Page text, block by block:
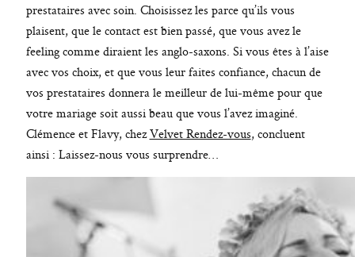
prestataires avec soin. Choisissez les parce qu’ils vous
plaisent, que le contact est bien passé, que vous avez le
feeling comme diraient les anglo-saxons. Si vous êtes à l’aise
avec vos choix, et que vous leur faites confiance, chacun de
vos prestataires donnera le meilleur de lui-même pour que
votre mariage soit aussi beau que vous l’avez imaginé.
Clémence et Flavy, chezVelvet Rendez-vous, concluent
ainsi : Laissez-nous vous surprendre…